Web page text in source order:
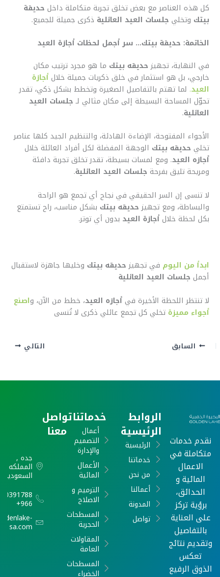
كل هذه العناصر مع بعض تخلق تجربة متكاملة داخل حديقة
بيتك وتخلي جلسات العيد العائلية ذكرى جميلة للجميع.
الخاتمة: حديقة بيتك… سر أجمل لحظات أجازة العيد
في النهاية، تجهيزحديقه بيتك ما هو مجرد ترتيب مكان
خارجي، بل هو استثمار في خلق ذكريات جميلة خلالأجازة
العيد. لما تهتم بالتفاصيل الصغيرة وتخطط بشكل ذكي، تقدر
تحوّل المساحة البسيطة إلى مكان مثالي لـ جلسات العيد
العائلية.
الأجواء المفتوحة، الإضاءة الهادئة، والتنظيم الجيد كلها عناصر
تخلي حديقه بيتك الوجهة المفضلة لكل أفراد العائلة خلال
أجازه العيد. ومع لمسات بسيطة، تقدر تخلق تجربة دافئة
ومريحة تليق بفرحة جلسات العيد العائلية.
لا تنسى إن السر الحقيقي في نجاح أي تجمع هو الراحة
والبساطة، ومع تجهيزحديقه بيتك بشكل مناسب، راح تستمتع
بكل لحظة خلالأجازة العيد بدون أي توتر.
ابدأ من اليوم في تجهيزحديقه بيتك وخليها جاهزة لاستقبال
أجمل جلسات العيد العائلية
لا تنتظر اللحظة الأخيرة فيأجازه العيد، خطط من الآن، واصنع
أجواء مميزةتخلي كل تجمع عائلي ذكرى لا تُنسى
السابق التالي
نقدم خدمات
متكاملة في
الاعمال
المائية و
الحدائق،
برؤية تركز
على العناية
بالتفاصيل
وتقديم نتائج
تعكس
الذوق الرفيع
الروابط
الرئيسية
الرئيسية
خدماتنا
من نحن
أعمالنا
المدونة
تواصل
خدماتنا
أعمال
التصميم
والإدارة
الأعمال
المائية
الترميم و
الاصلاح
المسطحات
الحجرية
المقاولات
العامة
المسطحات
الخضراء
تواصل
معنا
جده ,
المملكه
السعودية
966+
sa.com